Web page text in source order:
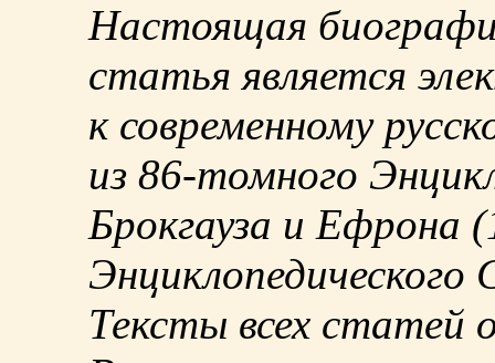
Настоящая
статья является
к современному
из 86-томного
Брокгауза и Ефрона
Энциклопедического
Тексты всех статей